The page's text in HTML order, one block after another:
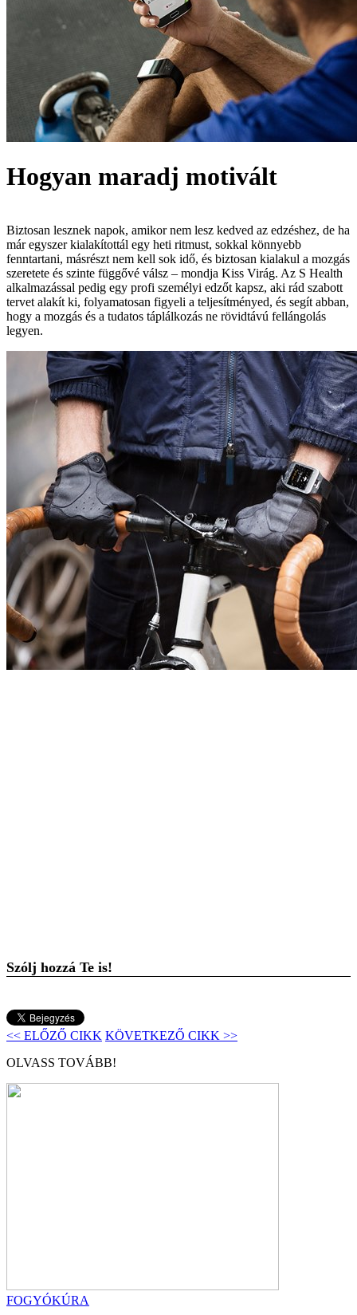
Hogyan maradj motivált
Biztosan lesznek napok, amikor nem lesz kedved az edzéshez, de ha
már egyszer kialakítottál egy heti ritmust, sokkal könnyebb
fenntartani, másrészt nem kell sok idő, és biztosan kialakul a mozgás
szeretete és szinte függővé válsz – mondja Kiss Virág. Az S Health
alkalmazással pedig egy profi személyi edzőt kapsz, aki rád szabott
tervet alakít ki, folyamatosan figyeli a teljesítményed, és segít abban,
hogy a mozgás és a tudatos táplálkozás ne rövidtávú fellángolás
legyen.
Szólj hozzá Te is!
<< ELŐZŐ CIKK KÖVETKEZŐ CIKK >>
OLVASS TOVÁBB!
FOGYÓKÚRA